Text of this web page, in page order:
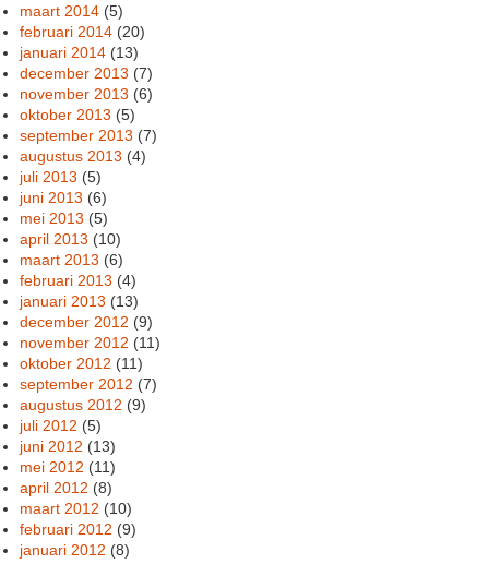
maart 2014 (5)
februari 2014 (20)
januari 2014 (13)
december 2013 (7)
november 2013 (6)
oktober 2013 (5)
september 2013 (7)
augustus 2013 (4)
juli 2013 (5)
juni 2013 (6)
mei 2013 (5)
april 2013 (10)
maart 2013 (6)
februari 2013 (4)
januari 2013 (13)
december 2012 (9)
november 2012 (11)
oktober 2012 (11)
september 2012 (7)
augustus 2012 (9)
juli 2012 (5)
juni 2012 (13)
mei 2012 (11)
april 2012 (8)
maart 2012 (10)
februari 2012 (9)
januari 2012 (8)